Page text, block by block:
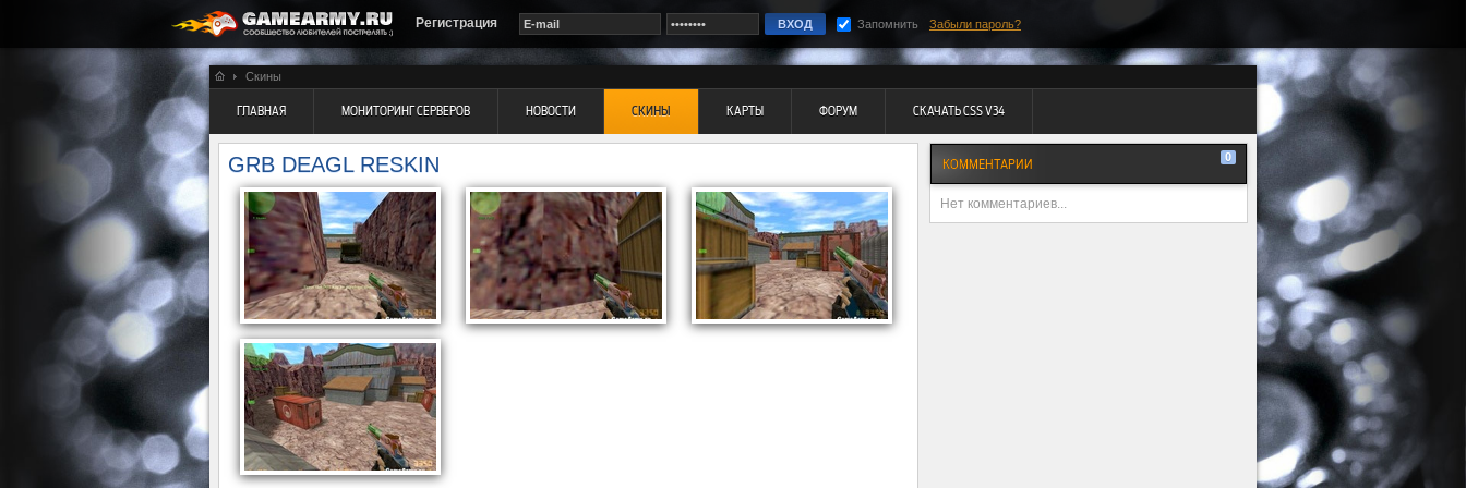
Регистрация Запомнить Забыли пароль?
Скины
ГЛАВНАЯ МОНИТОРИНГ СЕРВЕРОВ НОВОСТИ СКИНЫ КАРТЫ ФОРУМ СКАЧАТЬ CSS V34
GRB DEAGL RESKIN КОММЕНТАРИИ 0
Нет комментариев...